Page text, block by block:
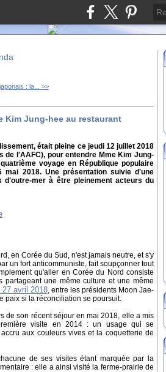
: la... >>
Kim Jung-hee au restaurant
était pleine ce jeudi 12 juillet 2018
l'AAFC), pour entendre Mme Kim Jung-
voyage en République populaire
mai 2018. Une présentation suivie d'une
d'outre-mer à être pleinement acteurs du
en Corée du Sud, n'est jamais neutre, et s'y
un fort anticommuniste, fait soupçonner tout
qu'aller en Corée du Nord consiste
une même culture et une même
27 avril 2018, entre les présidents Moon Jae-
paix si la réconciliation se poursuit.
de son récent séjour en mai 2018, elle a mis
visite en 2014 : un usage qui se
aux couleurs vives et la coquetterie de
de ses visites étant marquée par la
: elle a ainsi visité la ferme-prairie de